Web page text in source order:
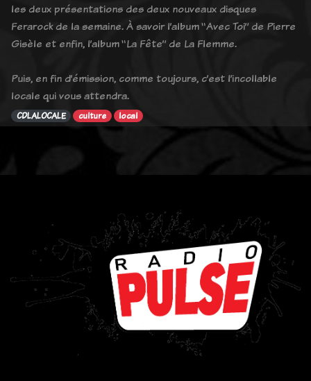
les deux présentations des deux nouveaux disques
Ferarock de la semaine. À savoir l’album “Avec Toi” de Pierre
Gisèle et enfin, l’album “La Fête” de La Flemme.
Puis, en fin d’émission, comme toujours, c’est l’incollable
locale qui vous attendra.
CDLALOCALE culture local